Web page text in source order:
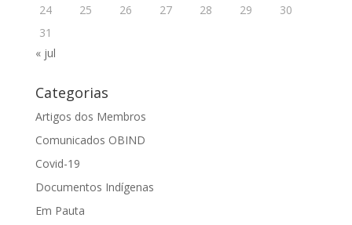
24
25 26 27 28 29
30
31
« jul
Categorias
Artigos dos Membros
Comunicados OBIND
Covid-19
Documentos Indígenas
Em Pauta